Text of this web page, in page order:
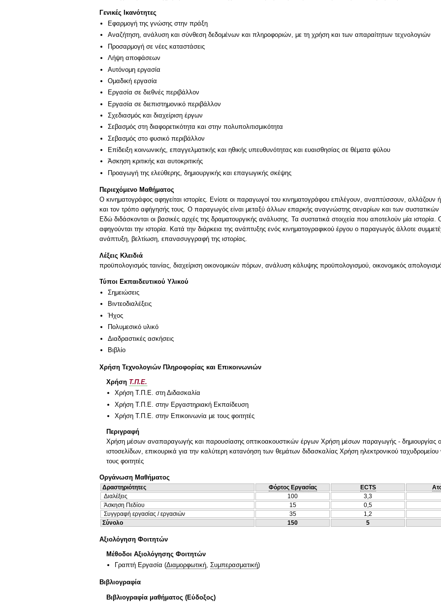
Γενικές Ικανότητες
Εφαρμογή της γνώσης στην πράξη
Αναζήτηση, ανάλυση και σύνθεση δεδομένων και πληροφοριών, με τη χρήση και των απαραίτητων τεχνολογιών
Προσαρμογή σε νέες καταστάσεις
Λήψη αποφάσεων
Αυτόνομη εργασία
Ομαδική εργασία
Εργασία σε διεθνές περιβάλλον
Εργασία σε διεπιστημονικό περιβάλλον
Σχεδιασμός και διαχείριση έργων
Σεβασμός στη διαφορετικότητα και στην πολυπολιτισμικότητα
Σεβασμός στο φυσικό περιβάλλον
Επίδειξη κοινωνικής, επαγγελματικής και ηθικής υπευθυνότητας και ευαισθησίας σε θέματα φύλου
Άσκηση κριτικής και αυτοκριτικής
Προαγωγή της ελεύθερης, δημιουργικής και επαγωγικής σκέψης
Περιεχόμενο Μαθήματος
Ο κινηματογράφος αφηγείται ιστορίες. Ενίοτε οι παραγωγοί του κινηματογράφου επιλέγουν, αναπτύσσουν, αλλάζουν ή
και τον τρόπο αφήγησής τους. Ο παραγωγός είναι μεταξύ άλλων επαρκής αναγνώστης σεναρίων και των συστατικών
Εδώ διδάσκονται οι βασικές αρχές της δραματουργικής ανάλυσης. Τα συστατικά στοιχεία που αποτελούν μία
αφηγούνται την ιστορία. Κατά την διάρκεια της ανάπτυξης ενός κινηματογραφικού έργου ο παραγωγός άλλοτε
Λέξεις Κλειδιά
προϋπολογισμός ταινίας, διαχείριση οικονομικών πόρων, ανάλυση κάλυψης προϋπολογισμού, οικονομικός
Τύποι Εκπαιδευτικού Υλικού
Σημειώσεις
Βιντεοδιαλέξεις
Ήχος
Πολυμεσικό υλικό
Διαδραστικές ασκήσεις
Βιβλίο
Χρήση Τεχνολογιών Πληροφορίας και Επικοινωνιών
Χρήση Τ.Π.Ε.
Χρήση Τ.Π.Ε. στη Διδασκαλία
Χρήση Τ.Π.Ε. στην Εργαστηριακή Εκπαίδευση
Χρήση Τ.Π.Ε. στην Επικοινωνία με τους φοιτητές
Περιγραφή
Χρήση μέσων αναπαραγωγής και παρουσίασης οπτικοακουστικών έργων Χρήση μέσων παραγωγής - δημιουργίας
ιστοσελίδων, επικουρικά για την καλύτερη κατανόηση των θεμάτων διδασκαλίας Χρήση ηλεκτρονικού
τους φοιτητές
Οργάνωση Μαθήματος
Δραστηριότητες Φόρτος Εργασίας ECTS
Διαλέξεις
100 3,3
Άσκηση Πεδίου
15 0,5
Συγγραφή εργασίας / εργασιών
35 1,2
Σύνολο
150 5
Αξιολόγηση Φοιτητών
Μέθοδοι Αξιολόγησης Φοιτητών
Γραπτή Εργασία (Διαμορφωτική, Συμπερασματική)
Βιβλιογραφία
Βιβλιογραφία μαθήματος (Εύδοξος)